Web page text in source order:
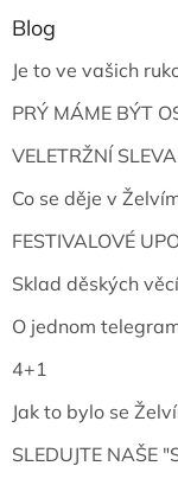
Blog
Je to ve vašich
PRÝ MÁME BÝT
VELETRŽNÍ
Co se děje v
FESTIVALOVÉ
Sklad děských
O jednom
4+1
Jak to bylo se
SLEDUJTE NAŠE